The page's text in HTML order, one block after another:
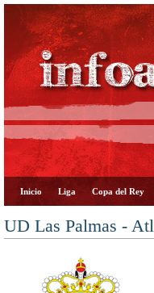
Inicio Liga Copa del Rey
UD Las Palmas -